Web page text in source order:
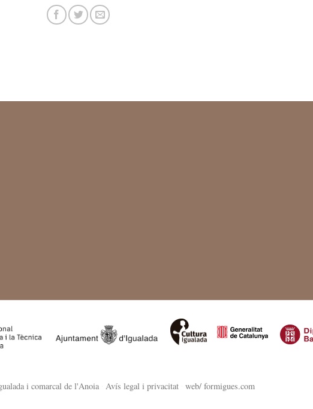
i comarcal de l'Anoia Avís legal i privacitat web/ formigues.com